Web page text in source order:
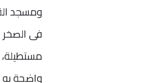
واضحة به